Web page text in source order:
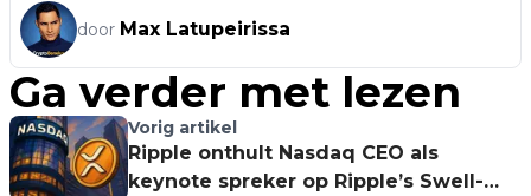
door Max Latupeirissa
Ga verder met lezen
Vorig artikel
Ripple onthult Nasdaq CEO als
keynote spreker op Ripple’s Swell-